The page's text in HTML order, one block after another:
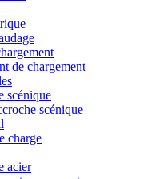
de chargement
scénique
scénique
charge
acier